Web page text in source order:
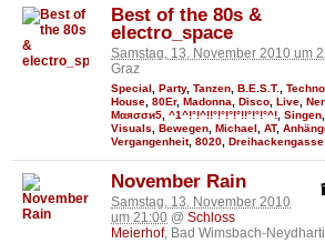
Best of the 80s &
electro_space
Samstag, 13. November 2010 um
Graz
Special Party, Tanzen B.E.S.T. Techno
House 80Er, Madonna Disco Live
Мαяσσи5 ^1^!°!^!!°!°!°!°!!°!°!°^! Singen
Visuals
Bewegen Michael AT,
Vergangenheit, 8020 Dreihackengasse
November Rain
Samstag, 13. November 2010
um 21:00 @ Schloss
Meierhof, Bad Wimsbach-